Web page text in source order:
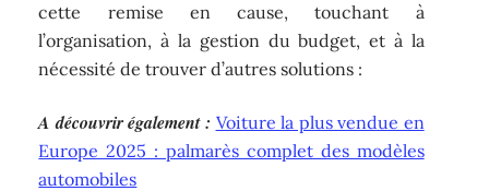
cette remise en cause, touchant à
l’organisation, à la gestion du budget, et à la
nécessité de trouver d’autres solutions :
A découvrir également : Voiture la plus vendue en
Europe 2025 : palmarès complet des modèles
automobiles